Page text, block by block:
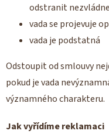
odstranit
vada se projevuje
vada je podstatná
Odstoupit od smlouvy
pokud je vada
významného charakteru.
Jak vyřídíme reklamaci